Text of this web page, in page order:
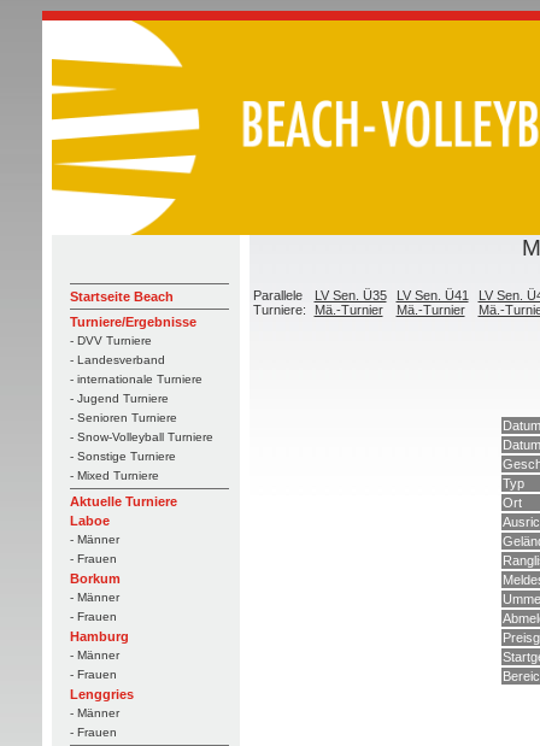
Startseite Beach
Turniere/Ergebnisse
- DVV Turniere
- Landesverband
- internationale Turniere
- Jugend Turniere
- Senioren Turniere
- Snow-Volleyball Turniere
- Sonstige Turniere
- Mixed Turniere
Aktuelle Turniere
Laboe
- Männer
- Frauen
Borkum
- Männer
- Frauen
Hamburg
- Männer
- Frauen
Lenggries
- Männer
- Frauen
Parallele
Turniere:
LV Sen. Ü35
Mä.-Turnier
LV Sen. Ü41
Mä.-Turnier
LV Sen.
Mä.-
Typ
Ort